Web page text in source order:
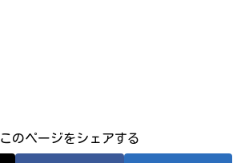
このページをシェアする